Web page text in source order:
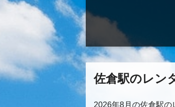
佐倉駅のレン
2026年8月の佐倉駅の